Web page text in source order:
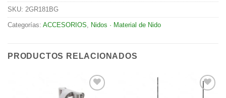
SKU: 2GR181BG
Categorías: ACCESORIOS Nidos · Material de Nido
PRODUCTOS RELACIONADOS